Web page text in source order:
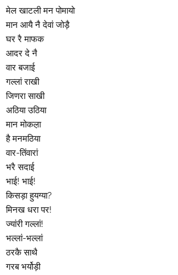
मेल खाटली मन पोमायो
मान आयै नै देवां जोड़ै
घर रै माफक
आदर दे नै
वार बजाई
गल्लां राखी
जिणरा साखी
अठिया उठिया
मान मोकल़ा
है मनमठिया
वार-तिंवारां
भरै सदाई
भाई! भाई!
किसड़ा हुयग्या?
मिनख धरा पर!
ज्यांरी गल्लां!
भल्लां-भल्लां
ठरकै साथै
गरब भर्योड़ी